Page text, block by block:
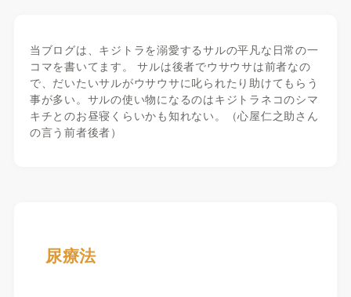
当ブログは、キジトラを溺愛するサルの平凡な日常の一
コマを書いてます。 サルは後者でウサウサは前者なの
で、だいたいサルがウサウサに叱られたり助けてもらう
事が多い。サルの使い物になるのはキジトラネコのシマ
キチとのお昼寝くらいかも知れない。（心屋仁之助さん
の言う前者後者）
尿療法